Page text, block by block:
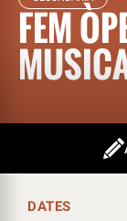
FEM
DATES